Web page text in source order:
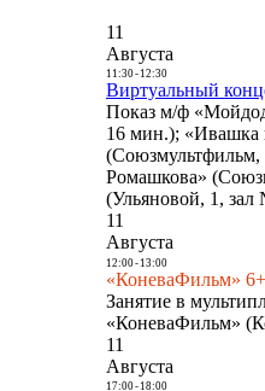
11
Августа
11:30- 12:30
Виртуальный
Показ м/ф
16 мин.); «Ивашка
(Союзмультфильм,
Ромашкова»
(Ульяновой, 1,
11
Августа
12:00- 13:00
«КоневаФильм» 6+
Занятие в
«КоневаФильм»
11
Августа
17:00- 18:00